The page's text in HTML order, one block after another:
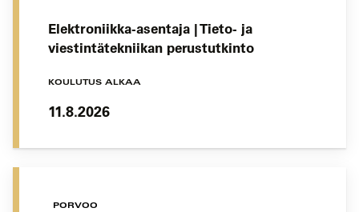
Elektroniikka-asentaja | Tieto- ja
viestintätekniikan perustutkinto
KOULUTUS ALKAA
11.8.2026
PORVOO